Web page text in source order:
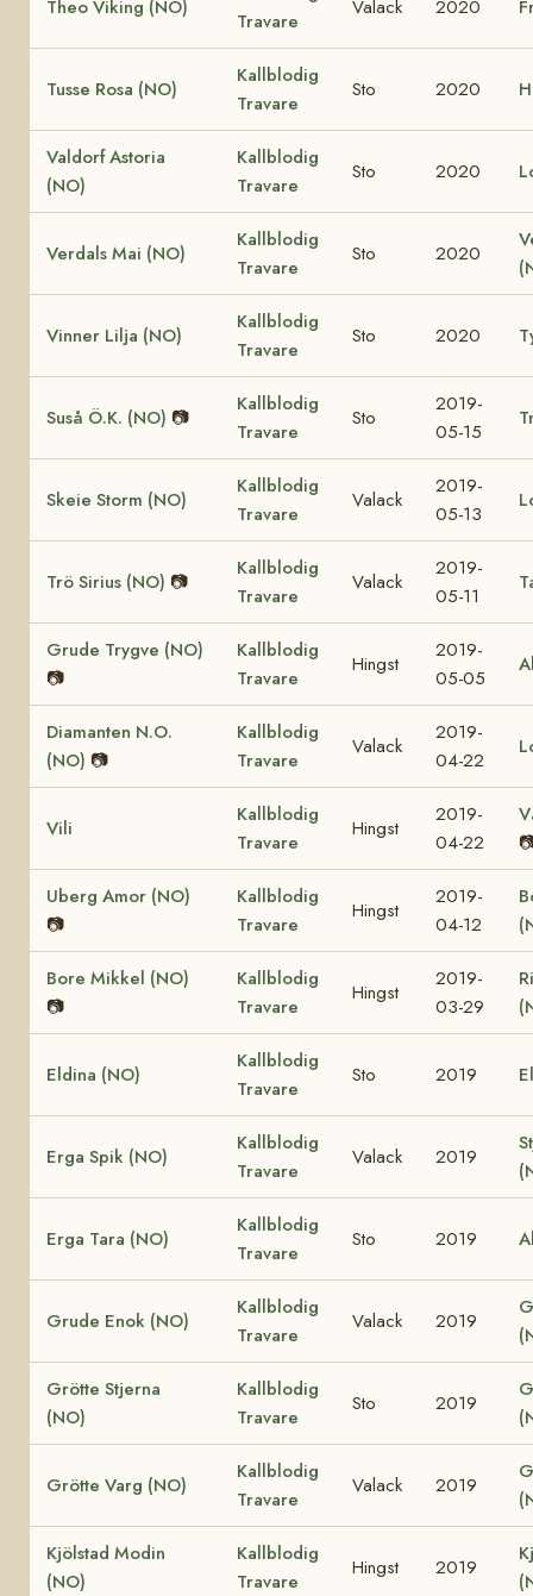
Theo Viking (NO)
Travare
Valack 2020
Tusse Rosa (NO)
Kallblodig
Travare
Sto 2020
Valdorf Astoria
(NO)
Kallblodig
Travare
Sto 2020
Verdals Mai (NO)
Kallblodig
Travare
Sto 2020
Vinner Lilja (NO)
Kallblodig
Travare
Sto 2020
Suså Ö.K. (NO) 📷
Kallblodig
Travare
Sto
2019-
05-15
Skeie Storm (NO)
Kallblodig
Travare
Valack
2019-
05-13
Trö Sirius (NO) 📷
Kallblodig
Travare
Valack
2019-
05-11
Grude Trygve (NO)
📷
Kallblodig
Travare
Hingst
2019-
05-05
Diamanten N.O.
(NO) 📷
Kallblodig
Travare
Valack
2019-
04-22
Vili
Kallblodig
Travare
Hingst
2019-
04-22
Uberg Amor (NO)
📷
Kallblodig
Travare
Hingst
2019-
04-12
Bore Mikkel (NO)
📷
Kallblodig
Travare
Hingst
2019-
03-29
Eldina (NO)
Kallblodig
Travare
Sto 2019
Erga Spik (NO)
Kallblodig
Travare
Valack 2019
Erga Tara (NO)
Kallblodig
Travare
Sto 2019
Grude Enok (NO)
Kallblodig
Travare
Valack 2019
Grötte Stjerna
(NO)
Kallblodig
Travare
Sto 2019
Grötte Varg (NO)
Kallblodig
Travare
Valack 2019
Kjölstad Modin
(NO)
Kallblodig
Travare
Hingst 2019